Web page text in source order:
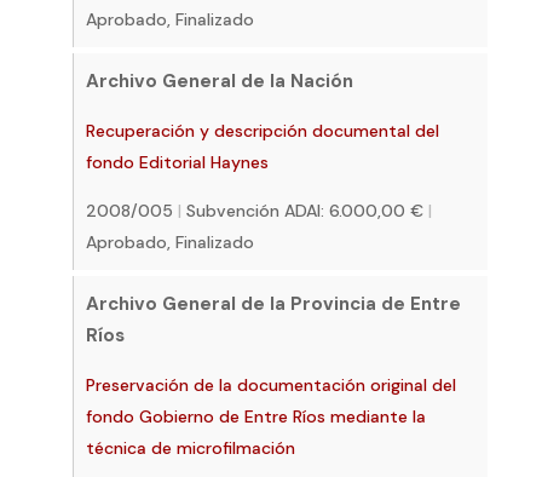
Aprobado, Finalizado
Archivo General de la Nación
Recuperación y descripción documental del
fondo Editorial Haynes
2008/005 | Subvención ADAI: 6.000,00 € |
Aprobado, Finalizado
Archivo General de la Provincia de Entre
Ríos
Preservación de la documentación original del
fondo Gobierno de Entre Ríos mediante la
técnica de microfilmación